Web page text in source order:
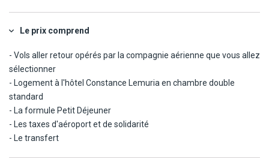
Le prix comprend
- Vols aller retour opérés par la compagnie aérienne que vous allez
sélectionner
- Logement à l'hôtel Constance Lemuria en chambre double
standard
- La formule Petit Déjeuner
- Les taxes d'aéroport et de solidarité
- Le transfert